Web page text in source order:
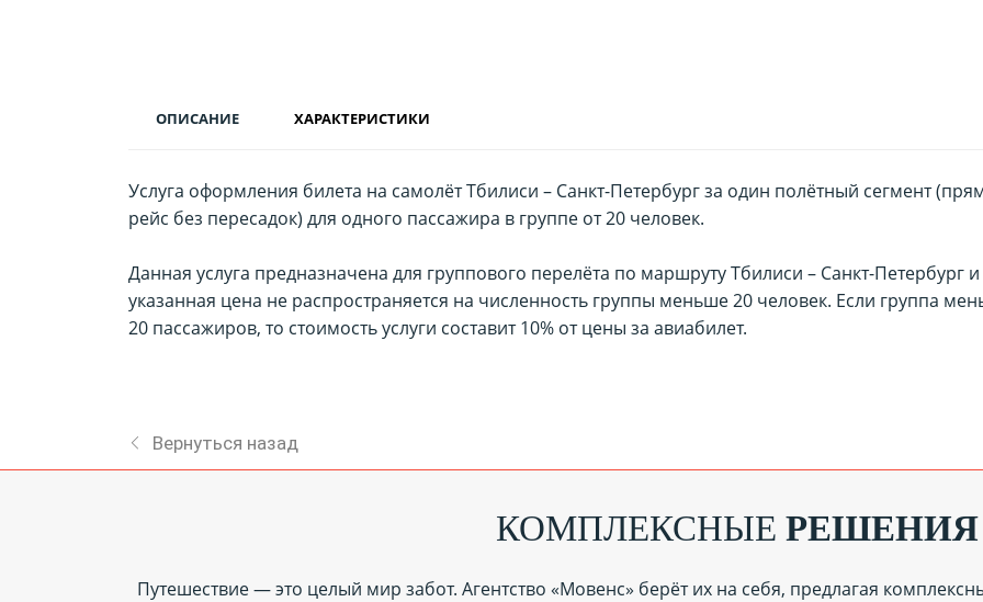
ОПИСАНИЕ ХАРАКТЕРИСТИКИ
Услуга оформления билета на самолёт Тбилиси – Санкт-Петербург за один полётный сегмент
рейс без пересадок) для одного пассажира в группе от 20 человек.
Данная услуга предназначена для группового перелёта по маршруту Тбилиси – Санкт-Петербург и
указанная цена не распространяется на численность группы меньше 20 человек. Если группа
20 пассажиров, то стоимость услуги составит 10% от цены за авиабилет.
Вернуться назад
КОМПЛЕКСНЫЕ РЕШЕНИЯ
Путешествие — это целый мир забот. Агентство «Мовенс» берёт их на себя, предлагая